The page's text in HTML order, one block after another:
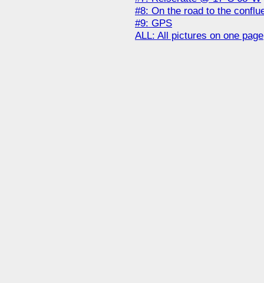
#8: On the road to the
#9: GPS
ALL: All pictures on one page